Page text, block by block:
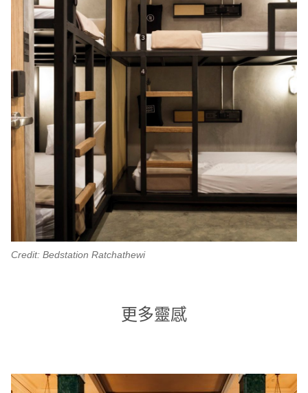
Credit: Bedstation Ratchathewi
更多靈感